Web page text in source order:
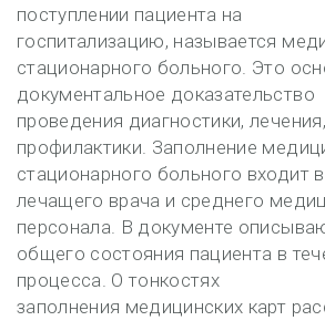
поступлении пациента на
госпитализацию, называется
стационарного больного. Это
документальное доказательство
проведения диагностики,
профилактики. Заполнение
стационарного больного входит
лечащего врача и среднего
персонала. В документе
общего состояния пациента в
процесса. О тонкостях
заполнения медицинских карт